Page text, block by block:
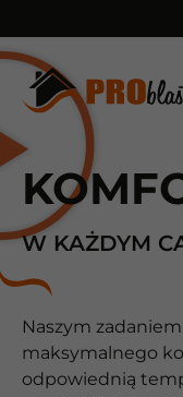
W KAŻDYM
Naszym
maksymalnego
odpowiednią